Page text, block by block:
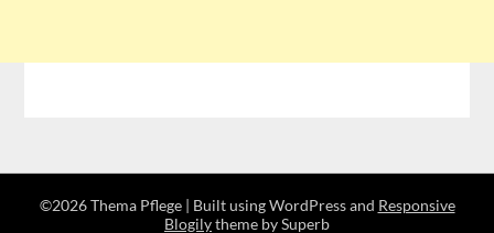
©2026 Thema Pflege | Built using WordPress and Responsive
Blogilytheme by Superb